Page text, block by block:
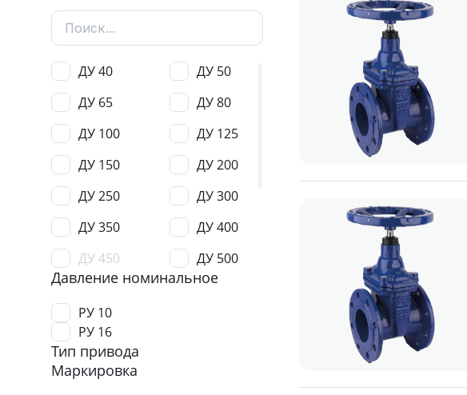
ДУ 40
ДУ 50
ДУ 65
ДУ 80
ДУ 100
ДУ 125
ДУ 150
ДУ 200
ДУ 250
ДУ 300
ДУ 350
ДУ 400
ДУ 450
ДУ 500
ДУ 600
ДУ 700
ДУ 800
ДУ 1000
ДУ 1500
Давление номинальное
РУ 10
РУ 16
Тип привода
Маркировка